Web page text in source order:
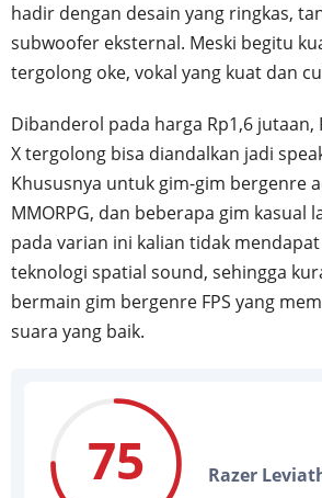
hadir dengan desain yang ringkas,
subwoofer eksternal. Meski begitu
tergolong oke, vokal yang kuat dan
Dibanderol pada harga Rp1,6 jutaan,
X tergolong bisa diandalkan jadi
Khususnya untuk gim-gim bergenre
MMORPG, dan beberapa gim kasual
pada varian ini kalian tidak
teknologi spatial sound, sehingga
bermain gim bergenre FPS yang
suara yang baik.
75 Razer